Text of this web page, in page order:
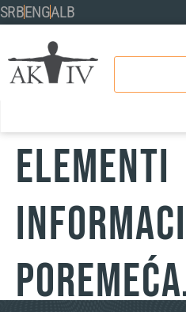
SRBENGALB
Elementi